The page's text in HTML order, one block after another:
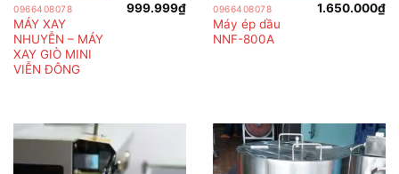
0966408078
MÁY XAY
NHUYỄN – MÁY
XAY GIÒ MINI
VIỄN ĐÔNG
999.999₫ 0966408078
Máy ép dầu
NNF-800A
1.650.000₫